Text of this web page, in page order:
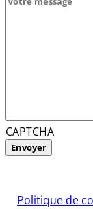
CAPTCHA
Politique de